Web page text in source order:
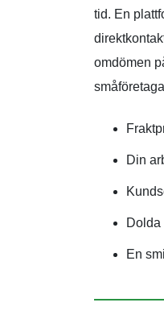
tid. En
omdömen
Din
Dolda
En